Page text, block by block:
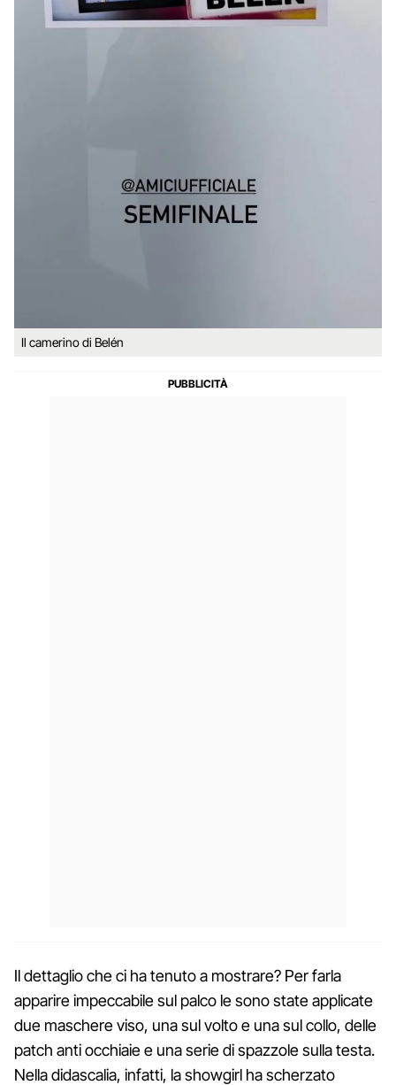
Il camerino di Belén
Il dettaglio che ci ha tenuto a mostrare? Per farla
apparire impeccabile sul palco le sono state applicate
due maschere viso, una sul volto e una sul collo, delle
patch anti occhiaie e una serie di spazzole sulla testa.
Nella didascalia, infatti, la showgirl ha scherzato